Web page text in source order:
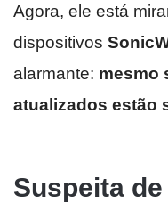
Agora, ele está
dispositivos
alarmante: mesmo
atualizados estão
Suspeita